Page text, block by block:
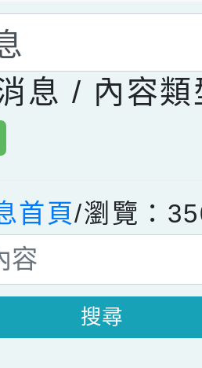
面內容會更
息 / 內容類
首頁/瀏覽：
搜尋